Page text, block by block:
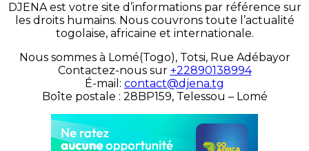
DJENA est votre site d’informations par référence sur
les droits humains. Nous couvrons toute l’actualité
togolaise, africaine et internationale.
Nous sommes à Lomé(Togo), Totsi, Rue Adébayor
Contactez-nous sur +22890138994
É-mail: contact@djena.tg
Boîte postale : 28BP159, Telessou – Lomé